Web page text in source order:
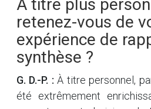
À titre plus
retenez-vous de
expérience de
synthèse ?
G. D.-P. : À titre personnel,
été extrêmement